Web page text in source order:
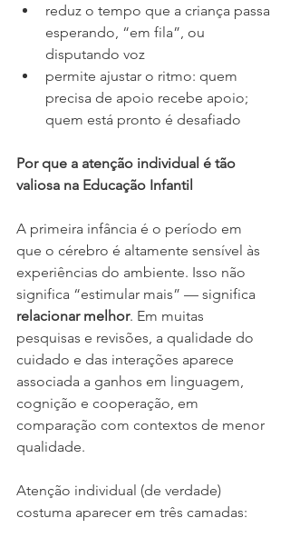
reduz o tempo que a criança passa
esperando, “em fila”, ou
disputando voz
permite ajustar o ritmo: quem
precisa de apoio recebe apoio;
quem está pronto é desafiado
Por que a atenção individual é tão
valiosa na Educação Infantil
A primeira infância é o período em
que o cérebro é altamente sensível às
experiências do ambiente. Isso não
significa “estimular mais” — significa
relacionar melhor. Em muitas
pesquisas e revisões, a qualidade do
cuidado e das interações aparece
associada a ganhos em linguagem,
cognição e cooperação, em
comparação com contextos de menor
qualidade.
Atenção individual (de verdade)
costuma aparecer em três camadas: